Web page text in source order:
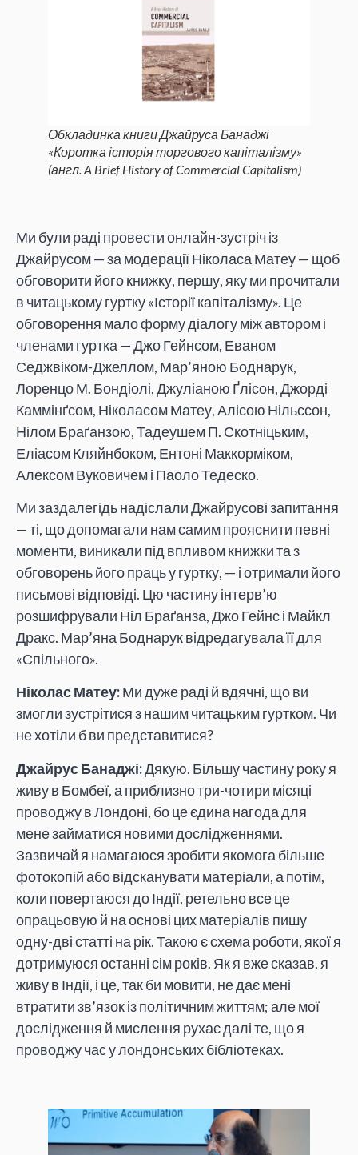
Обкладинка книги Джайруса Банаджі
«Коротка історія торгового капіталізму»
(англ. A Brief History of Commercial Capitalism)
Ми були раді провести онлайн-зустріч із
Джайрусом — за модерації Ніколаса Матеу — щоб
обговорити його книжку, першу, яку ми прочитали
в читацькому гуртку «Історії капіталізму». Це
обговорення мало форму діалогу між автором і
членами гуртка — Джо Гейнсом, Еваном
Седжвіком-Джеллом, Мар’яною Боднарук,
Лоренцо М. Бондіолі, Джуліаною Ґлісон, Джорді
Каммінґсом, Ніколасом Матеу, Алісою Нільссон,
Нілом Браґанзою, Тадеушем П. Скотніцьким,
Еліасом Кляйнбоком, Ентоні Маккорміком,
Алексом Вуковичем і Паоло Тедеско.
Ми заздалегідь надіслали Джайрусові запитання
— ті, що допомагали нам самим прояснити певні
моменти, виникали під впливом книжки та з
обговорень його праць у гуртку, — і отримали його
письмові відповіді. Цю частину інтерв’ю
розшифрували Ніл Браґанза, Джо Гейнс і Майкл
Дракс. Мар’яна Боднарук відредагувала її для
«Спільного».
Ніколас Матеу:Ми дуже раді й вдячні, що ви
змогли зустрітися з нашим читацьким гуртком. Чи
не хотіли б ви представитися?
Джайрус Банаджі:Дякую. Більшу частину року я
живу в Бомбеї, а приблизно три-чотири місяці
проводжу в Лондоні, бо це єдина нагода для
мене займатися новими дослідженнями.
Зазвичай я намагаюся зробити якомога більше
фотокопій або відсканувати матеріали, а потім,
коли повертаюся до Індії, ретельно все це
опрацьовую й на основі цих матеріалів пишу
одну-дві статті на рік. Такою є схема роботи, якої я
дотримуюся останні сім років. Як я вже сказав, я
живу в Індії, і це, так би мовити, не дає мені
втратити зв’язок із політичним життям; але мої
дослідження й мислення рухає далі те, що я
проводжу час у лондонських бібліотеках.